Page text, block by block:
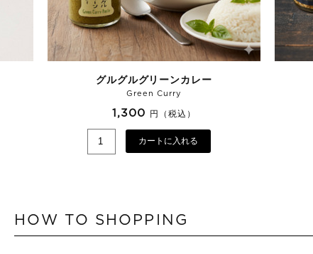
グルグルグリーンカレー
Green Curry
1,300 円（税込）
カートに入れる
HOW TO SHOPPING